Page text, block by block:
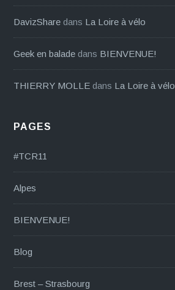
DavizShare dans La Loire à vélo
Geek en balade dans BIENVENUE!
THIERRY MOLLE dans La Loire à vélo
PAGES
#TCR11
Alpes
BIENVENUE!
Blog
Brest – Strasbourg